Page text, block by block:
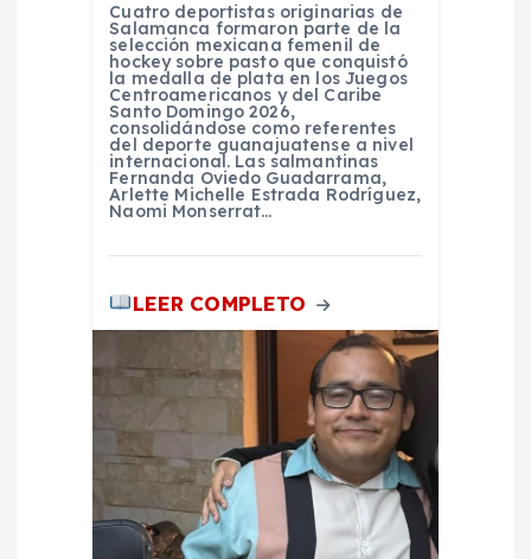
Cuatro deportistas originarias de
Salamanca formaron parte de la
selección mexicana femenil de
hockey sobre pasto que conquistó
la medalla de plata en los Juegos
Centroamericanos y del Caribe
Santo Domingo 2026,
consolidándose como referentes
del deporte guanajuatense a nivel
internacional. Las salmantinas
Fernanda Oviedo Guadarrama,
Arlette Michelle Estrada Rodríguez,
Naomi Monserrat…
LEER COMPLETO